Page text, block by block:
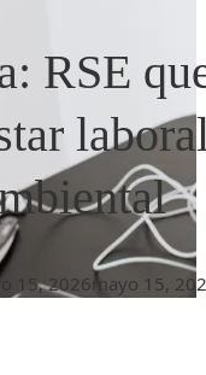
RSE
15, 2026 mayo 15,